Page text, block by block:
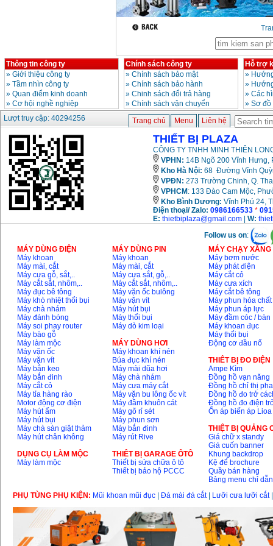
GSB 16RE (750W)
Giá:1850000VND
Động cơ xăng Honda
GX160 (5.5HP)
Giá:7200000
Máy mài 100mm
Makita 9553B (710W)
Giá:1296000
Thông tin công ty
» Giới thiệu công ty
» Tầm nhìn công ty
» Quan điểm kinh doanh
» Cơ hội nghề nghiệp
Chính sách công ty
» Chính sách bảo mật
» Chính sách bảo hành
» Chinh sách đổi trả hàng
» Chính sách vận chuyển
Hỗ trợ
»
»
» Các
» Sơ
Lượt truy cập: 40294256
Trang chủ Menu Liên hệ
THIẾT BỊ PLAZA
CÔNG TY TNHH MINH THIÊN
VPHN: 14B Ngõ 200 Vĩnh Hưng,
Kho Hà Nội: 68 Đường Vĩnh
VPĐN: 273 Trường Chinh, Q.
VPHCM : 133 Đào Cam Mộc,
Kho Bình Dương: Vĩnh Phú 24,
Điện thoại/ Zalo: 0986166533 *
E: thietbiplaza@gmail.com W:
Follow us on:
MÁY DÙNG ĐIỆN
Máy khoan
Máy mài, cắt
Máy cưa gỗ, sắt,..
Máy cắt sắt, nhôm,..
Máy đục bê tông
Máy khò nhiệt thổi bụi
Máy chà nhám
Máy đánh bóng
Máy soi phay router
Máy bào gỗ
Máy làm mộc
Máy vặn ốc
Máy vặn vít
Máy bắn keo
Máy bắn đinh
Máy cắt cỏ
Máy tỉa hàng rào
Motor động cơ điện
Máy hút ẩm
Máy hút bụi
Máy chà sàn giặt thảm
Máy hút chân không
DỤNG CỤ LÀM MỘC
Máy làm mộc
MÁY DÙNG PIN
Máy khoan
Máy mài, cắt
Máy cưa sắt, gỗ,..
Máy cắt sắt, nhôm,..
Máy vặn ốc bulông
Máy vặn vít
Máy hút bụi
Máy thổi bụi
Máy dò kim loại
MÁY DÙNG HƠI
Máy khoan khí nén
Búa đục khí nén
Máy mài dũa hơi
Máy chà nhám
Máy cưa máy cắt
Máy vặn bu lông ốc vít
Máy đầm khuôn cát
Máy gõ rỉ sét
Máy phun sơn
Máy bắn đinh
Máy rút Rive
THIÊT BỊ GARAGE ÔTÔ
Thiết bị sửa chữa ô tô
Thiết bị bảo hộ PCCC
MÁY CHẠY
Máy bơm nước
Máy phát điện
Máy cắt cỏ
Máy cưa xích
Máy cắt bê tông
Máy phun hóa chất
Máy phun áp lực
Máy đầm cóc / bàn
Máy khoan đục
Máy thổi bụi
Động cơ đầu nổ
THIÊT BỊ ĐO ĐIỆN
Ampe Kìm
Đồng hồ vạn năng
Đồng hồ chỉ thị pha
Đồng hồ đo trở
Đồng hồ đo điện
Ổn áp biến áp Lioa
THIỆT BỊ QUẢNG
Giá chữ x standy
Giá cuốn banner
Khung backdrop
Kệ để brochure
Quầy bán hàng
Bảng menu chỉ dẫn
PHỤ TÙNG PHỤ KIỆN: Mũi khoan mũi đục Đá mài đá cắt| Lưỡi cưa lưỡi cắt